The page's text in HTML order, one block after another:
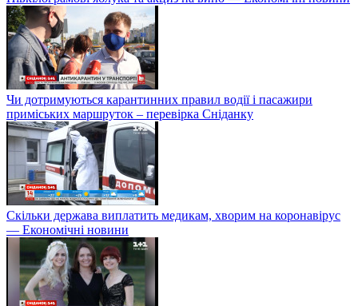
Чи дотримуються карантинних правил водії і пасажири
приміських маршруток – перевірка Сніданку
Скільки держава виплатить медикам, хворим на коронавірус
— Економічні новини